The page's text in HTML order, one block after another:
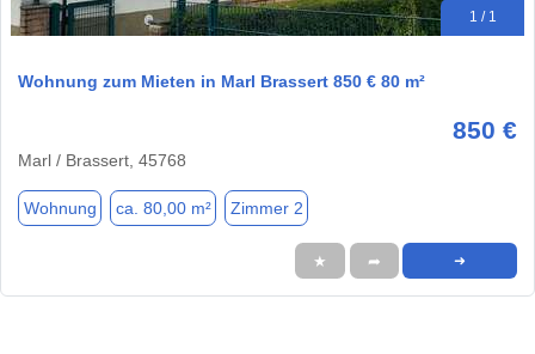
1 / 1
Wohnung zum Mieten in Marl Brassert 850 € 80 m²
850 €
Marl / Brassert, 45768
Wohnung ca. 80,00 m² Zimmer 2
★ ➦ ➜